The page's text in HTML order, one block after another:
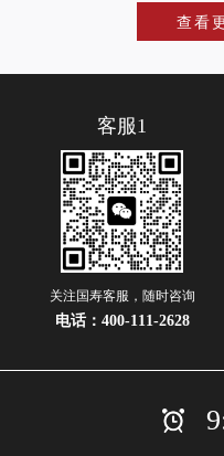
查看
客服1
关注国寿客服，随时咨询
电话： 400-111-2628